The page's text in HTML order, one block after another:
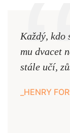
Každý, kdo
mu dvacet
stále učí,
HENRY